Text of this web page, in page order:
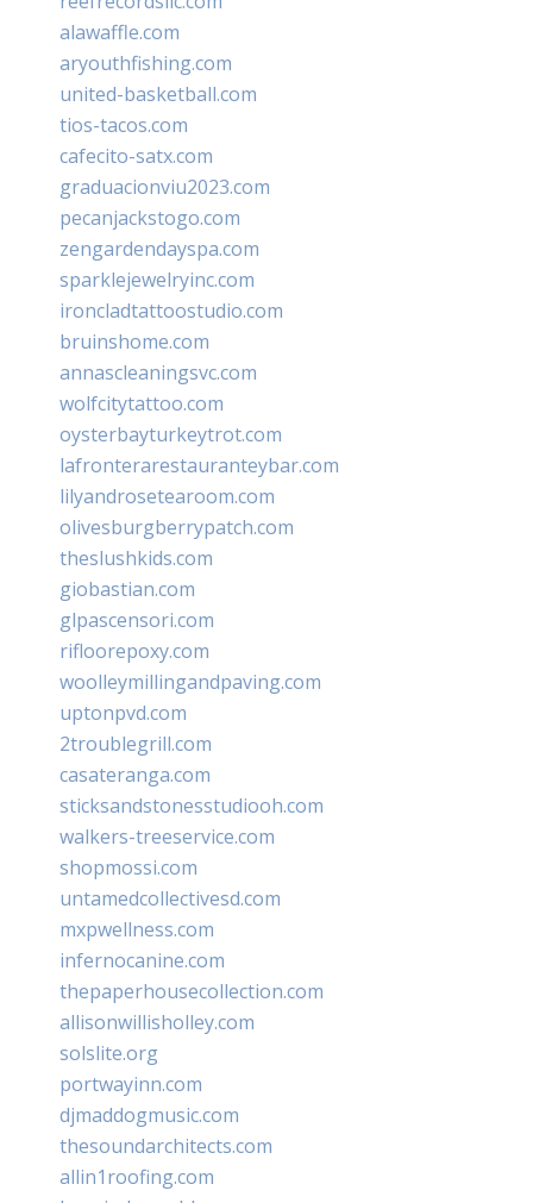
alawaffle.com
aryouthfishing.com
united-basketball.com
tios-tacos.com
cafecito-satx.com
graduacionviu2023.com
pecanjackstogo.com
zengardendayspa.com
sparklejewelryinc.com
ironcladtattoostudio.com
bruinshome.com
annascleaningsvc.com
wolfcitytattoo.com
oysterbayturkeytrot.com
lafronterarestauranteybar.com
lilyandrosetearoom.com
olivesburgberrypatch.com
theslushkids.com
giobastian.com
glpascensori.com
rifloorepoxy.com
woolleymillingandpaving.com
uptonpvd.com
2troublegrill.com
casateranga.com
sticksandstonesstudiooh.com
walkers-treeservice.com
shopmossi.com
untamedcollectivesd.com
mxpwellness.com
infernocanine.com
thepaperhousecollection.com
allisonwillisholley.com
solslite.org
portwayinn.com
djmaddogmusic.com
thesoundarchitects.com
allin1roofing.com